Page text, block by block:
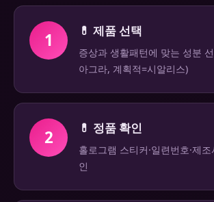
1 💊 제품 선택
증상과 생활패턴에 맞는 성분
아그라, 계획적=시알리스)
2 💊 정품 확인
홀로그램 스티커·일련번호·제
인